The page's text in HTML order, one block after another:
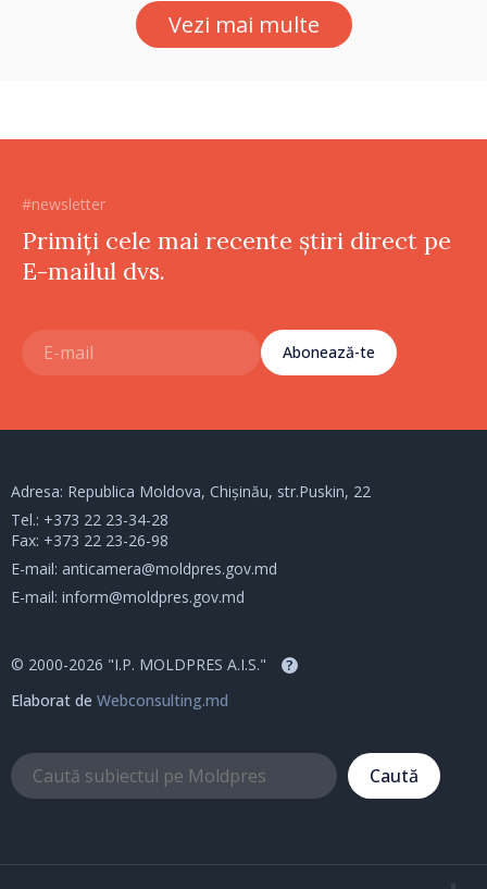
Vezi mai multe
#newsletter
Primiți cele mai recente știri direct pe
E-mailul dvs.
Abonează-te
Adresa: Republica Moldova, Chișinău, str.Puskin, 22
Tel.: +373 22 23-34-28
Fax: +373 22 23-26-98
E-mail: anticamera@moldpres.gov.md
E-mail: inform@moldpres.gov.md
© 2000-2026 "I.P. MOLDPRES A.I.S." ?
Elaborat de Webconsulting.md
Caută